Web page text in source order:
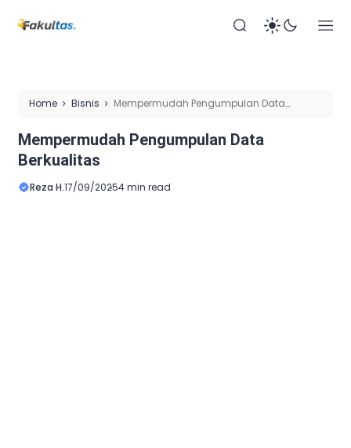
Home Bisnis
Mempermudah Pengumpulan Data
Mempermudah Pengumpulan Data
Berkualitas
Reza H.17/09/20254 min read